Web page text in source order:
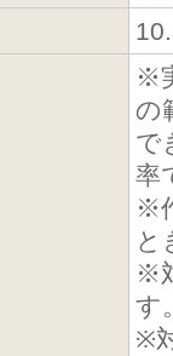
※
の
で
率
※
と
※
す
※